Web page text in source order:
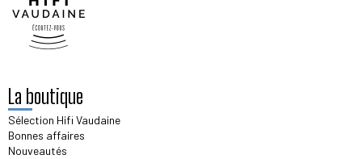
La boutique
Sélection Hifi Vaudaine
Bonnes affaires
Nouveautés